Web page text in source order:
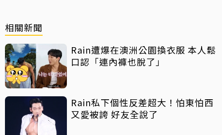
相關新聞
Rain遭爆在澳洲公園換衣服 本人鬆
口認「連內褲也脫了」
Rain私下個性反差超大！怕東怕西
又愛被誇 好友全說了